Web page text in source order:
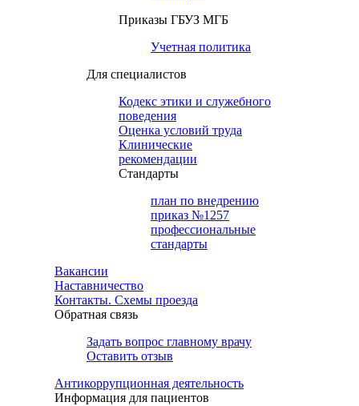
Приказы ГБУЗ МГБ
Учетная политика
Для специалистов
Кодекс этики и служебного
поведения
Оценка условий труда
Клинические
рекомендации
Cтандарты
план по внедрению
приказ №1257
профессиональные
стандарты
Вакансии
Наставничество
Контакты. Схемы проезда
Обратная связь
Задать вопрос главному врачу
Оставить отзыв
Антикоррупционная деятельность
Информация для пациентов